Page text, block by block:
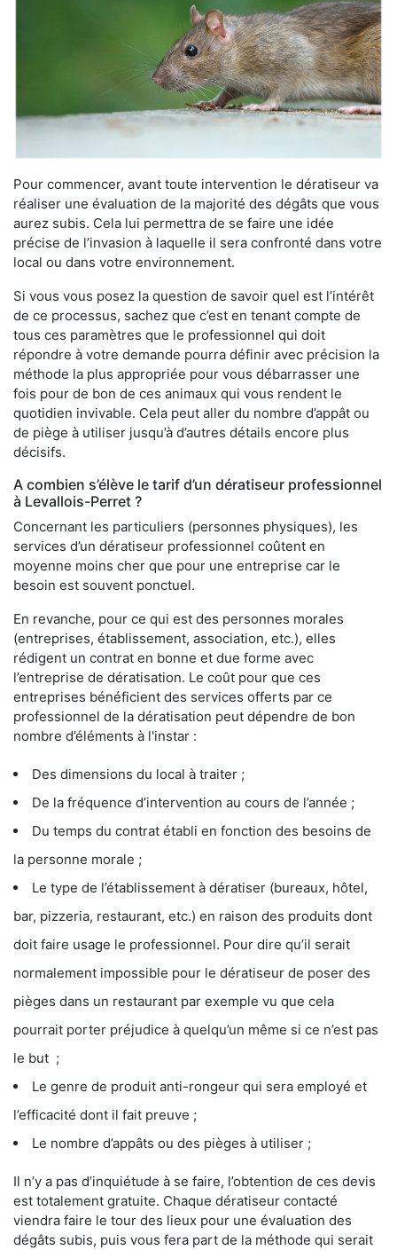
Pour commencer, avant toute intervention le dératiseur va
réaliser une évaluation de la majorité des dégâts que vous
aurez subis. Cela lui permettra de se faire une idée
précise de l’invasion à laquelle il sera confronté dans votre
local ou dans votre environnement.
Si vous vous posez la question de savoir quel est l’intérêt
de ce processus, sachez que c’est en tenant compte de
tous ces paramètres que le professionnel qui doit
répondre à votre demande pourra définir avec précision la
méthode la plus appropriée pour vous débarrasser une
fois pour de bon de ces animaux qui vous rendent le
quotidien invivable. Cela peut aller du nombre d’appât ou
de piège à utiliser jusqu’à d’autres détails encore plus
décisifs.
A combien s’élève le tarif d’un dératiseur professionnel
à Levallois-Perret ?
Concernant les particuliers (personnes physiques), les
services d’un dératiseur professionnel coûtent en
moyenne moins cher que pour une entreprise car le
besoin est souvent ponctuel.
En revanche, pour ce qui est des personnes morales
(entreprises, établissement, association, etc.), elles
rédigent un contrat en bonne et due forme avec
l’entreprise de dératisation. Le coût pour que ces
entreprises bénéficient des services offerts par ce
professionnel de la dératisation peut dépendre de bon
nombre d’éléments à l'instar :
Des dimensions du local à traiter ;
De la fréquence d’intervention au cours de l’année ;
Du temps du contrat établi en fonction des besoins de
la personne morale ;
Le type de l’établissement à dératiser (bureaux, hôtel,
bar, pizzeria, restaurant, etc.) en raison des produits dont
doit faire usage le professionnel. Pour dire qu’il serait
normalement impossible pour le dératiseur de poser des
pièges dans un restaurant par exemple vu que cela
pourrait porter préjudice à quelqu’un même si ce n’est pas
le but ;
Le genre de produit anti-rongeur qui sera employé et
l’efficacité dont il fait preuve ;
Le nombre d’appâts ou des pièges à utiliser ;
Il n’y a pas d’inquiétude à se faire, l’obtention de ces devis
est totalement gratuite. Chaque dératiseur contacté
viendra faire le tour des lieux pour une évaluation des
dégâts subis, puis vous fera part de la méthode qui serait